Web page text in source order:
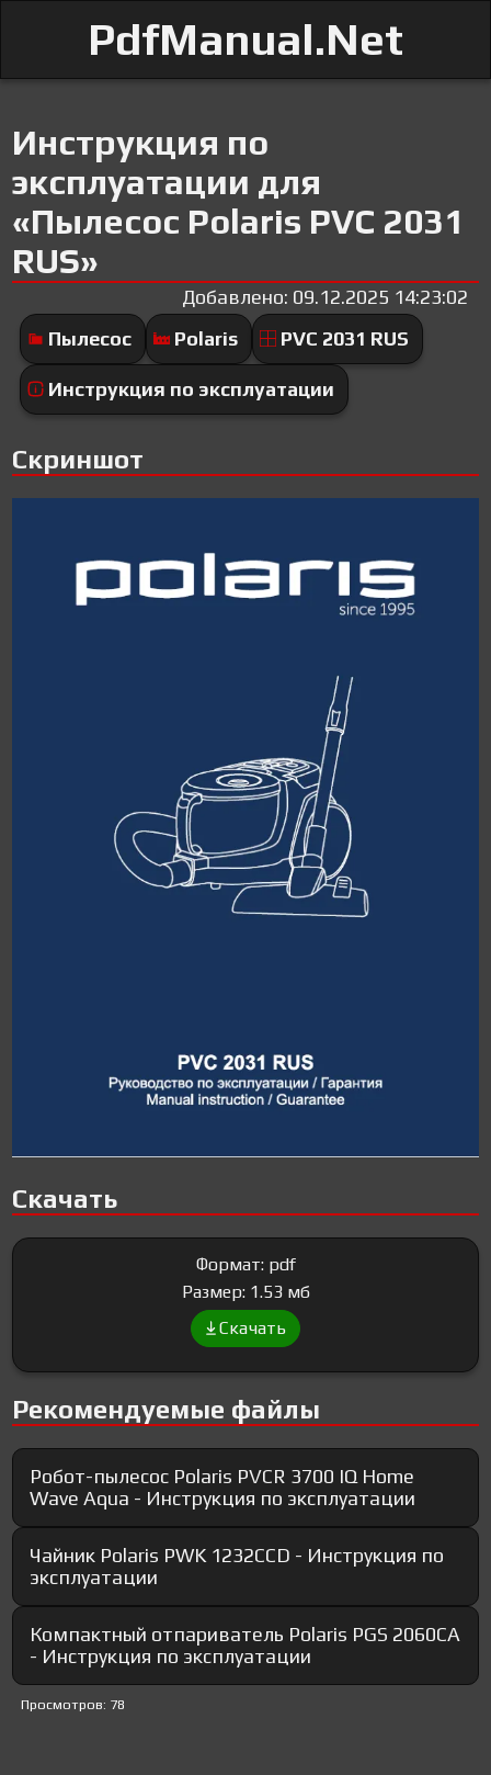
PdfManual.Net
Инструкция по
эксплуатации для
«Пылесос Polaris PVC 2031
RUS»
Добавлено: 09.12.2025 14:23:02
Пылесос
Polaris PVC 2031 RUS
Инструкция по эксплуатации
Скриншот
Скачать
Формат: pdf
Размер: 1.53 мб
Скачать
Рекомендуемые файлы
Робот-пылесос Polaris PVCR 3700 IQ Home
Wave Aqua - Инструкция по эксплуатации
Чайник Polaris PWK 1232CCD - Инструкция по
эксплуатации
Компактный отпариватель Polaris PGS 2060CA
- Инструкция по эксплуатации
Просмотров: 78